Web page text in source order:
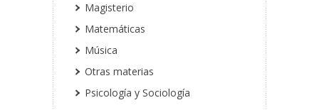
Magisterio
Matemáticas
Música
Otras materias
Psicología y Sociología